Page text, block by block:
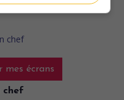
mes écrans
chef